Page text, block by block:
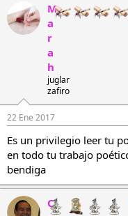
M
a
r
a
h
juglar
zafiro
22 Ene 2017
Es un privilegio leer tu
en todo tu trabajo
bendiga
C